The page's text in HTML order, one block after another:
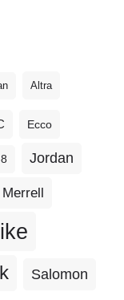
Altra
Ecco
Jordan
Merrell
Salomon